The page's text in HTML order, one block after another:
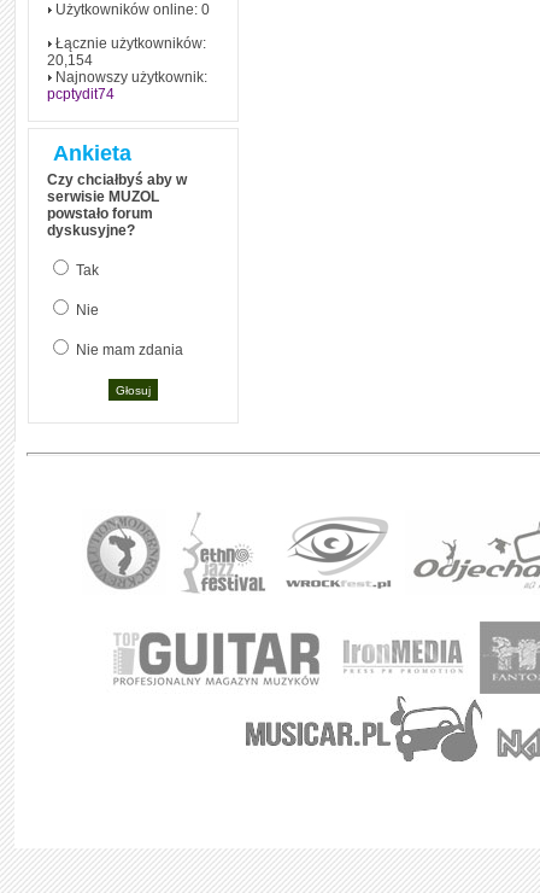
Użytkowników online: 0
Łącznie użytkowników:
20,154
Najnowszy użytkownik:
pcptydit74
Ankieta
Czy chciałbyś aby w
serwisie MUZOL
powstało forum
dyskusyjne?
Tak
Nie
Nie mam zdania